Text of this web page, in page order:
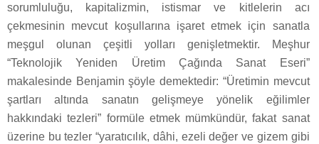
sorumluluğu, kapitalizmin, istismar ve kitlelerin acı
çekmesinin mevcut koşullarına işaret etmek için sanatla
meşgul olunan çeşitli yolları genişletmektir. Meşhur
“Teknolojik Yeniden Üretim Çağında Sanat Eseri”
makalesinde Benjamin şöyle demektedir: “Üretimin mevcut
şartları altında sanatın gelişmeye yönelik eğilimler
hakkındaki tezleri” formüle etmek mümkündür, fakat sanat
üzerine bu tezler “yaratıcılık, dâhi, ezeli değer ve gizem gibi